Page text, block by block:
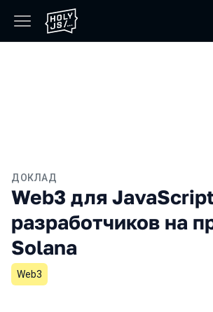
ДОКЛАД
Web3 для
разработчиков на
Solana
Web3